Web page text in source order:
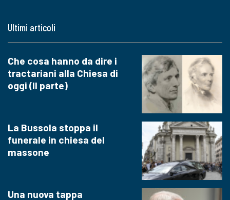
Ultimi articoli
Che cosa hanno da dire i
tractariani alla Chiesa di
oggi (II parte)
La Bussola stoppa il
funerale in chiesa del
massone
Una nuova tappa